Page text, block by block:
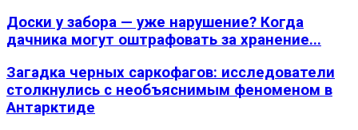
Доски у забора — уже нарушение? Когда
дачника могут оштрафовать за хранение...
Загадка черных саркофагов: исследователи
столкнулись с необъяснимым феноменом в
Антарктиде